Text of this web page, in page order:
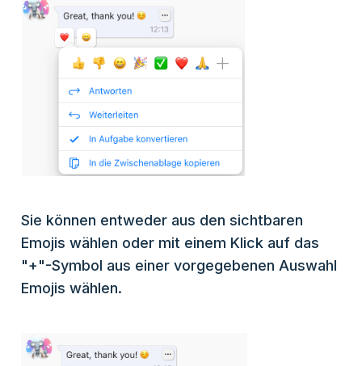
Sie können entweder aus den sichtbaren
Emojis wählen oder mit einem Klick auf das
"+"-Symbol aus einer vorgegebenen Auswahl
Emojis wählen.